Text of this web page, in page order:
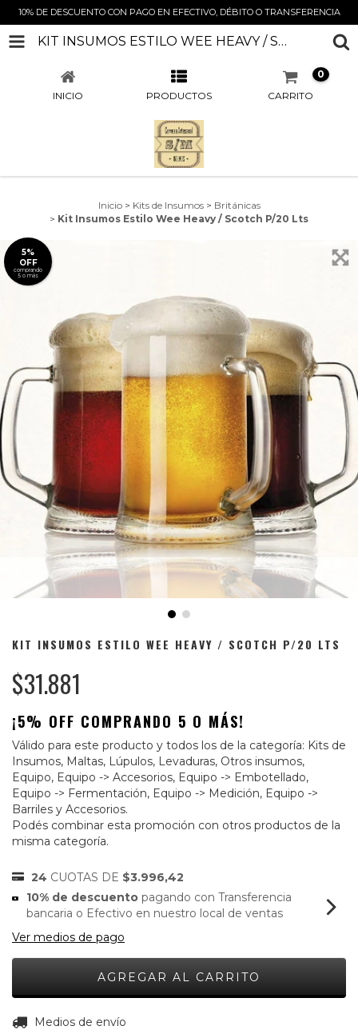
10% DE DESCUENTO CON PAGO EN EFECTIVO, DÉBITO O TRANSFERENCIA
KIT INSUMOS ESTILO WEE HEAVY / SCOTCH P/20 LTS
INICIO PRODUCTOS CARRITO
0
Inicio > Kits de Insumos > Británicas
> Kit Insumos Estilo Wee Heavy / Scotch P/20 Lts
5%
OFF
comprando
5 o más
KIT INSUMOS ESTILO WEE HEAVY / SCOTCH P/20 LTS
$31.881
¡5% OFF COMPRANDO 5 O MÁS!
Válido para este producto y todos los de la categoría: Kits de
Insumos, Maltas, Lúpulos, Levaduras, Otros insumos,
Equipo, Equipo -> Accesorios, Equipo -> Embotellado,
Equipo -> Fermentación, Equipo -> Medición, Equipo ->
Barriles y Accesorios.
Podés combinar esta promoción con otros productos de la
misma categoría.
24 CUOTAS DE $3.996,42
10% de descuento pagando con Transferencia
bancaria o Efectivo en nuestro local de ventas
Ver medios de pago
Entregas para el CP:
Medios de envío